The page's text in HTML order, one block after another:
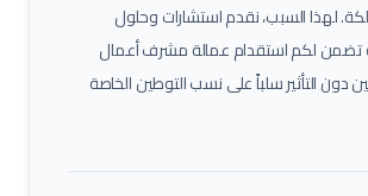
لهذا السبب، نقدم استشارات وحلول
تضمن لكم استقدام عمالةمشرف أعمال
دون التأثير سلباً على نسب التوطين الخاصة